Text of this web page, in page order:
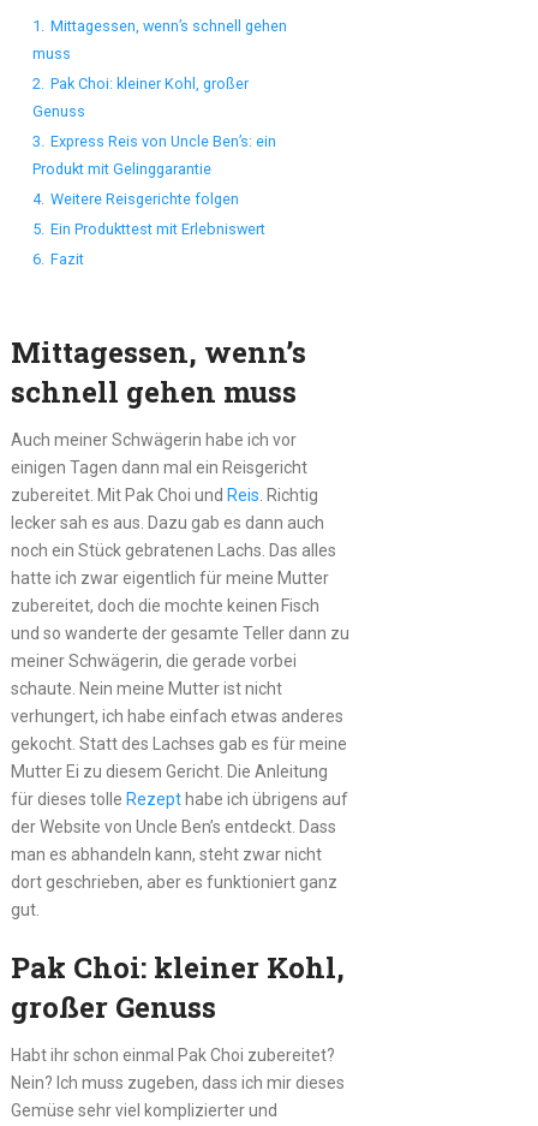
1.
Mittagessen, wenn’s schnell gehen
muss
2. Pak Choi: kleiner Kohl, großer
Genuss
3. Express Reis von Uncle Ben’s: ein
Produkt mit Gelinggarantie
4. Weitere Reisgerichte folgen
5. Ein Produkttest mit Erlebniswert
6. Fazit
Mittagessen, wenn’s
schnell gehen muss
Auch meiner Schwägerin habe ich vor
einigen Tagen dann mal ein Reisgericht
zubereitet. Mit Pak Choi und Reis . Richtig
lecker sah es aus. Dazu gab es dann auch
noch ein Stück gebratenen Lachs. Das alles
hatte ich zwar eigentlich für meine Mutter
zubereitet, doch die mochte keinen Fisch
und so wanderte der gesamte Teller dann zu
meiner Schwägerin, die gerade vorbei
schaute. Nein meine Mutter ist nicht
verhungert, ich habe einfach etwas anderes
gekocht. Statt des Lachses gab es für meine
Mutter Ei zu diesem Gericht. Die Anleitung
für dieses tolle Rezepthabe ich übrigens auf
der Website von Uncle Ben’s entdeckt. Dass
man es abhandeln kann, steht zwar nicht
dort geschrieben, aber es funktioniert ganz
gut.
Pak Choi: kleiner Kohl,
großer Genuss
Habt ihr schon einmal Pak Choi zubereitet?
Nein? Ich muss zugeben, dass ich mir dieses
Gemüse sehr viel komplizierter und